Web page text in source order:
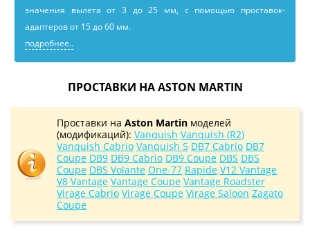
значения вылета от 3 до 25 мм, с помощью проставок-
адаптеров от 15 до 60 мм.
подробнее..
ПРОСТАВКИ НА ASTON MARTIN
Проставки на Aston Martin моделей
(модификаций): Vanquish Vanquish (R2)
Vanquish Cabrio Vanquish S DB7 Cabrio DB7
Coupe DB9 DB9 Cabrio DB9 Coupe DBS DBS
Coupe DBS Volante One-77 Rapide V12 Vantage
V8 Vantage Vantage Coupe Vantage Roadster
Virage Cabrio Virage Coupe Virage Saloon Zagato
Coupe